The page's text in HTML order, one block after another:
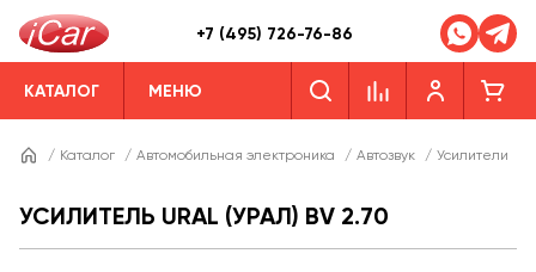
+7 (495) 726-76-86
КАТАЛОГ МЕНЮ
/ Каталог / Автомобильная электроника / Автозвук / Усилители
УСИЛИТЕЛЬ URAL (УРАЛ) BV 2.70